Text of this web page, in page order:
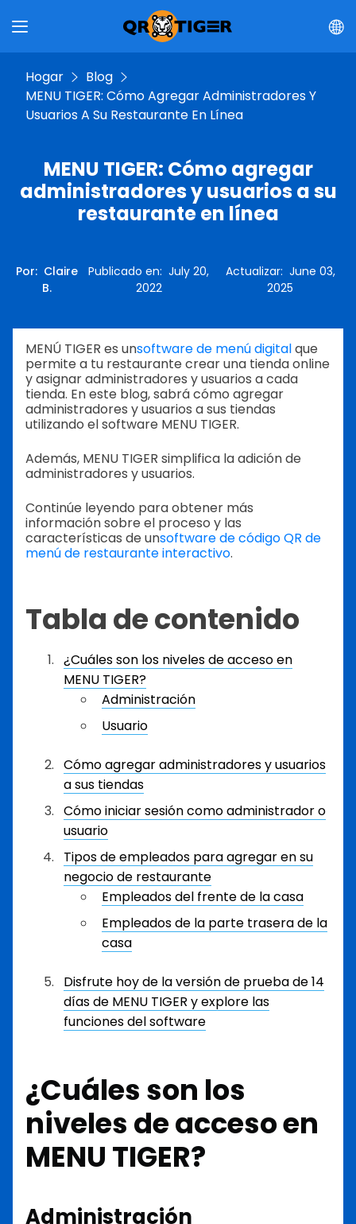
Hogar
Blog
MENU TIGER: Cómo Agregar Administradores Y
Usuarios A Su Restaurante En Línea
MENU TIGER: Cómo agregar
administradores y usuarios a su
restaurante en línea
Por: Claire
B.
Publicado en:July 20,
2022
Actualizar: June 03,
2025
MENÚ TIGER es unsoftware de menú digitalque
permite a tu restaurante crear una tienda online
y asignar administradores y usuarios a cada
tienda. En este blog, sabrá cómo agregar
administradores y usuarios a sus tiendas
utilizando el software MENU TIGER.
Además, MENU TIGER simplifica la adición de
administradores y usuarios.
Continúe leyendo para obtener más
información sobre el proceso y las
características de unsoftware de código QR de
menú de restaurante interactivo.
Tabla de contenido
¿Cuáles son los niveles de acceso en
MENU TIGER?
Administración
Usuario
Cómo agregar administradores y usuarios
a sus tiendas
Cómo iniciar sesión como administrador o
usuario
Tipos de empleados para agregar en su
negocio de restaurante
Empleados del frente de la casa
Empleados de la parte trasera de la
casa
Disfrute hoy de la versión de prueba de 14
días de MENU TIGER y explore las
funciones del software
¿Cuáles son los
niveles de acceso en
MENU TIGER?
Administración